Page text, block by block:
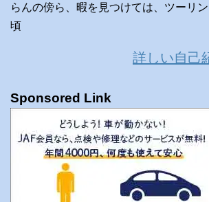
らんの傍ら、暇を見つけては、ツーリ
頃
詳しい自己
Sponsored Link